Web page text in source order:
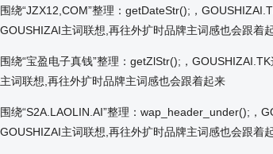
围绕“JZX12,COM”整理：getDateStr();，
GOUSHIZAI主词联想,再往外扩时品牌主词感也会跟着
围绕“宝盈电子真钱”整理：getZlStr();，
主词联想,再往外扩时品牌主词感也会跟着起来
围绕“S2A.LAOLIN.AI”整理：wap_header_under();，
GOUSHIZAI主词联想,再往外扩时品牌主词感也会跟着